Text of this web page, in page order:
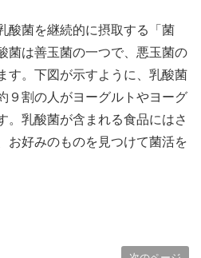
酸菌を継続的に摂取する「菌
菌は善玉菌の一つで、悪玉菌の
す。下図が示すように、乳酸菌
９割の人がヨーグルトやヨーグ
。乳酸菌が含まれる食品にはさ
お好みのものを見つけて菌活を